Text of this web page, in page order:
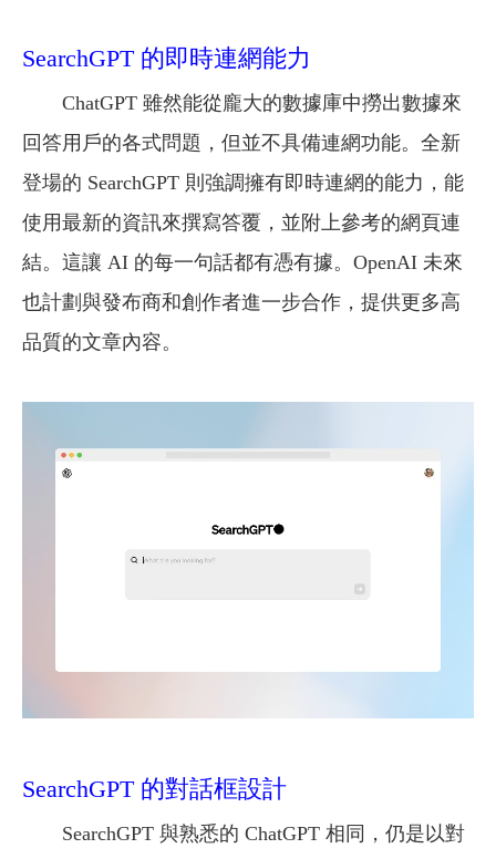
SearchGPT 的即時連網能力
ChatGPT 雖然能從龐大的數據庫中撈出數據來
回答用戶的各式問題，但並不具備連網功能。全新
登場的 SearchGPT 則強調擁有即時連網的能力，能
使用最新的資訊來撰寫答覆，並附上參考的網頁連
結。這讓 AI 的每一句話都有憑有據。OpenAI 未來
也計劃與發布商和創作者進一步合作，提供更多高
品質的文章內容。
SearchGPT 的對話框設計
SearchGPT 與熟悉的 ChatGPT 相同，仍是以對